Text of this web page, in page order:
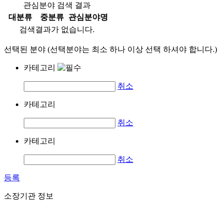
관심분야 검색 결과
대분류
중분류
관심분야명
검색결과가 없습니다.
선택된 분야 (선택분야는 최소 하나 이상 선택 하셔야 합니다.)
카테고리
취소
카테고리
취소
카테고리
취소
등록
소장기관 정보